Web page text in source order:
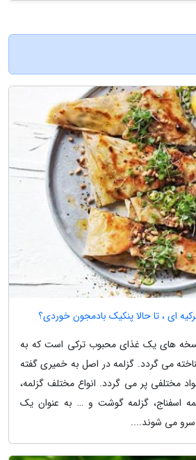
ای ، تا حالا پنکیک بادمجون خوردی؟
های یک غذای محبوب ترکی است که به
می گردد. گزلمه در اصل به خمیری گفته
مختلفی پر می گردد. انواع مختلف گزلمه،
اسفناج، گزلمه گوشت و … به عنوان یک
سرو می شوند....